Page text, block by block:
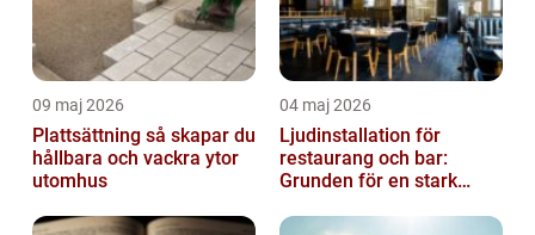
09 maj 2026
Plattsättning så skapar du
hållbara och vackra ytor
utomhus
04 maj 2026
Ljudinstallation för
restaurang och bar:
Grunden för en stark